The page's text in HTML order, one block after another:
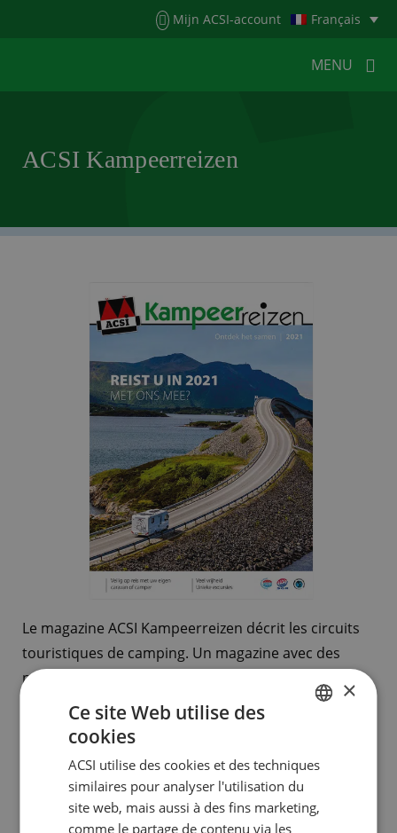
Mijn ACSI-account Français
MENU
POUR LES CAMPINGSACTUALITÉS
ACSI Kampeerreizen
Le magazine ACSI Kampeerreizen décrit les circuits
touristiques de camping. Un magazine avec des
programmes pour la journée, reportages,
excursions, suggestions et informations sur les
campings spécifiques.
constituent la formule idéale pour augmenter le
taux d’occupation des campings, avant et après la
haute saison.
ENGLISH
×
Ce site Web utilise des
cookies
ACSI utilise des cookies et des techniques
similaires pour analyser l'utilisation du
site web, mais aussi à des fins marketing,
comme le partage de contenu via les